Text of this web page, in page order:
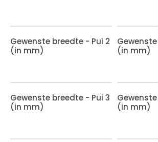
Gewenste breedte - Pui 2
(in mm)
(in mm)
Gewenste breedte - Pui 3
(in mm)
(in mm)